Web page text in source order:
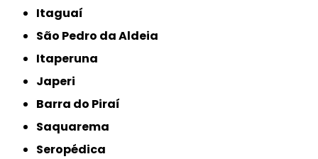
Itaguaí
São Pedro da Aldeia
Itaperuna
Japeri
Barra do Piraí
Saquarema
Seropédica